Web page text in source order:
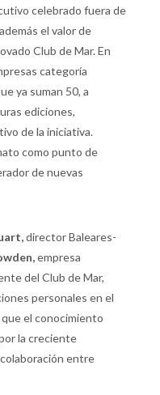
celebrado fuera de
el valor de
Club de Mar. En
categoría
ya suman 50, a
ediciones,
de la iniciativa.
como punto de
de nuevas
director Baleares-
empresa
del Club de Mar,
personales en el
el conocimiento
la creciente
entre